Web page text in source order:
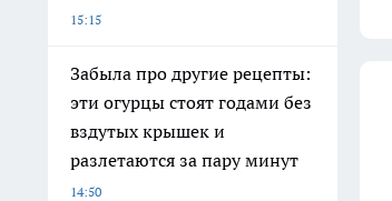
15:15
Забыла про другие рецепты:
эти огурцы стоят годами без
вздутых крышек и
разлетаются за пару минут
14:50